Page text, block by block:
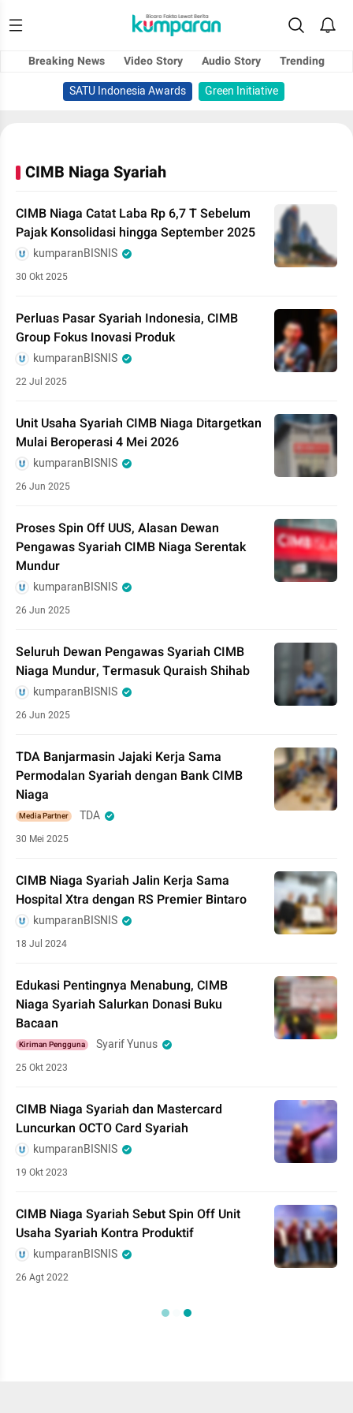
Breaking News Video Story Audio Story
Trending
SATU Indonesia Awards
Green Initiative
CIMB Niaga Syariah
CIMB Niaga Catat Laba Rp 6,7 T Sebelum
Pajak Konsolidasi hingga September 2025
kumparanBISNIS
30 Okt 2025
Perluas Pasar Syariah Indonesia, CIMB
Group Fokus Inovasi Produk
kumparanBISNIS
22 Jul 2025
Unit Usaha Syariah CIMB Niaga Ditargetkan
Mulai Beroperasi 4 Mei 2026
kumparanBISNIS
26 Jun 2025
Proses Spin Off UUS, Alasan Dewan
Pengawas Syariah CIMB Niaga Serentak
Mundur
kumparanBISNIS
26 Jun 2025
Seluruh Dewan Pengawas Syariah CIMB
Niaga Mundur, Termasuk Quraish Shihab
kumparanBISNIS
26 Jun 2025
TDA Banjarmasin Jajaki Kerja Sama
Permodalan Syariah dengan Bank CIMB
Niaga
Media Partner TDA
30 Mei 2025
CIMB Niaga Syariah Jalin Kerja Sama
Hospital Xtra dengan RS Premier Bintaro
kumparanBISNIS
18 Jul 2024
Edukasi Pentingnya Menabung, CIMB
Niaga Syariah Salurkan Donasi Buku
Bacaan
Kiriman Pengguna Syarif Yunus
25 Okt 2023
CIMB Niaga Syariah dan Mastercard
Luncurkan OCTO Card Syariah
kumparanBISNIS
19 Okt 2023
CIMB Niaga Syariah Sebut Spin Off Unit
Usaha Syariah Kontra Produktif
kumparanBISNIS
26 Agt 2022